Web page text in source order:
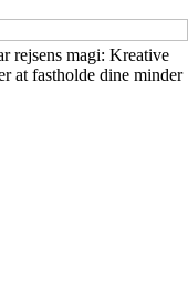
rejsens magi: Kreative
at fastholde dine minder